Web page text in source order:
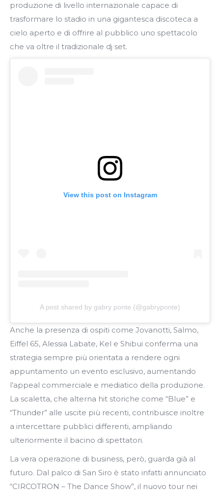
produzione di livello internazionale capace di
trasformare lo stadio in una gigantesca discoteca a
cielo aperto e di offrire al pubblico uno spettacolo
che va oltre il tradizionale dj set.
View this post on Instagram
A post shared by gabry ponte (@gabryponte)
Anche la presenza di ospiti come Jovanotti, Salmo,
Eiffel 65, Alessia Labate, Kel e Shibui conferma una
strategia sempre più orientata a rendere ogni
appuntamento un evento esclusivo, aumentando
l’appeal commerciale e mediatico della produzione.
La scaletta, che alterna hit storiche come “Blue” e
“Thunder” alle uscite più recenti, contribuisce inoltre
a intercettare pubblici differenti, ampliando
ulteriormente il bacino di spettatori.
La vera operazione di business, però, guarda già al
futuro. Dal palco di San Siro è stato infatti annunciato
“CIRCOTRON – The Dance Show”, il nuovo tour nei